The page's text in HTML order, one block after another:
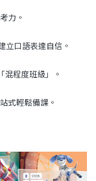
力。
口語表達自信。
程度班級」。
式輕鬆備課。